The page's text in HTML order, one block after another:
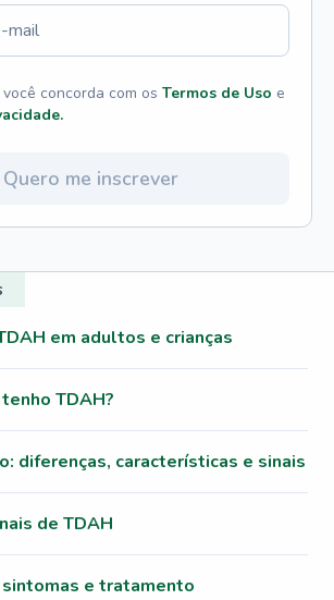
concorda com os Termos de Uso e
Quero me inscrever
em adultos e crianças
TDAH?
diferenças, características e sinais
de TDAH
sintomas e tratamento